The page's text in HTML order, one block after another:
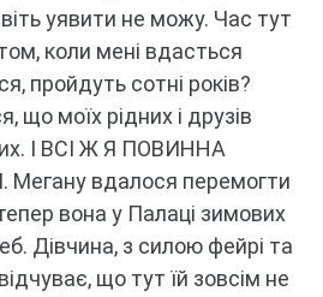
уявити не можу. Час тут
коли мені вдасться
пройдуть сотні років?
що моїх рідних і друзів
І ВСІ Ж Я ПОВИННА
Мегану вдалося перемогти
вона у Палаці зимових
Дівчина, з силою фейрі та
що тут їй зовсім не